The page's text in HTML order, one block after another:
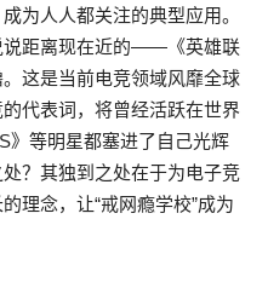
为人人都关注的典型应用。
说距离现在近的——《英雄联
这是当前电竞领域风靡全球
代表词，将曾经活跃在世界
》等明星都塞进了自己光辉
？其独到之处在于为电子竞
理念，让“戒网瘾学校”成为